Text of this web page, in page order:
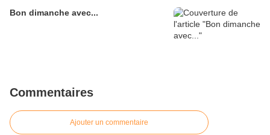
Bon dimanche avec...
Commentaires
Ajouter un commentaire